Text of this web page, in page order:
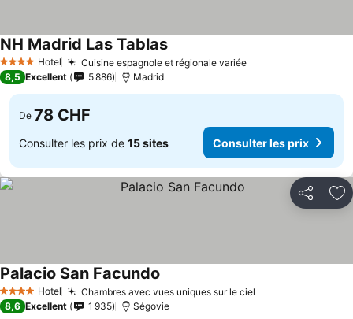
4 Étoiles Hotel Cuisine espagnole et régionale variéeConsulter les prix
NH Madrid Las TablasConsulter les prix
8,5 Excellent 5 886 Madrid
De 78 CHF
Consulter les prix de 15 sites Consulter les prix
Partager
4 Étoiles Hotel Chambres avec vues uniques sur le ciel
Palacio San Facundo
8,6 Excellent 1 935 Ségovie